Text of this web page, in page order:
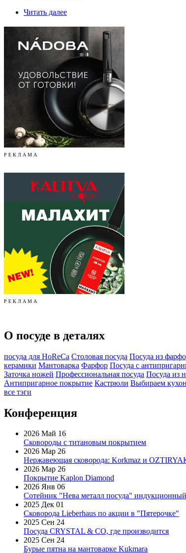
Читать далее
Р Е К Л А М А
Р Е К Л А М А
О посуде в деталях
посуда для HoReCa Столовая посуда Посуда из
керамики Мантоварка Фарфор Посуда с
Заточка ножей Профессиональная посуда Посуда из
Антипригарное покрытие Кастрюли Выбираем
все тэги
Конференция
2026 Май 16
Сковороды с титановым покрытием
2026 Мар 26
Нержавеющая сковорода: Korkmaz и
2026 Мар 26
Покрытие Kaplon Diamond
2026 Янв 06
Сотейник "Нева металл посуда"
2025 Дек 01
Сковорода Lieberhaus по акции в "Пятерочке"
2025 Сен 24
Посуда CRYSTAL & CO, где производится
2025 Сен 24
Бурые пятна на мантоварке Kukmara